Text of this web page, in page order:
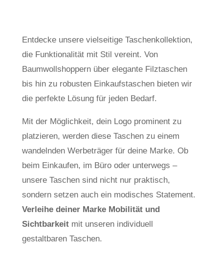
Entdecke unsere vielseitige Taschenkollektion,
die Funktionalität mit Stil vereint. Von
Baumwollshoppern über elegante Filztaschen
bis hin zu robusten Einkaufstaschen bieten wir
die perfekte Lösung für jeden Bedarf.
Mit der Möglichkeit, dein Logo prominent zu
platzieren, werden diese Taschen zu einem
wandelnden Werbeträger für deine Marke. Ob
beim Einkaufen, im Büro oder unterwegs –
unsere Taschen sind nicht nur praktisch,
sondern setzen auch ein modisches Statement.
Verleihe deiner Marke Mobilität und
Sichtbarkeitmit unseren individuell
gestaltbaren Taschen.